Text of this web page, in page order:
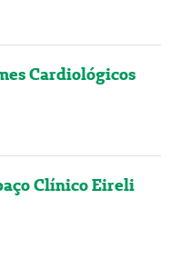
Cardiológicos
Clínico Eireli